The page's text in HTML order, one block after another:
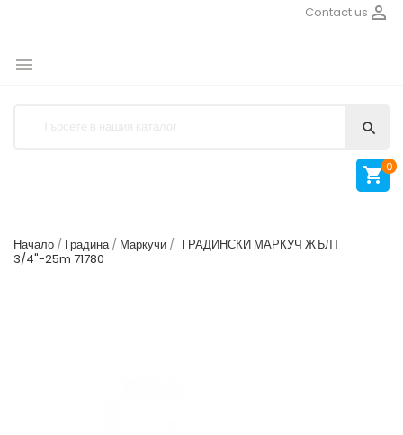

Contact us


 0
Начало Градина Маркучи
ГРАДИНСКИ МАРКУЧ ЖЪЛТ
3/4"-25m 71780